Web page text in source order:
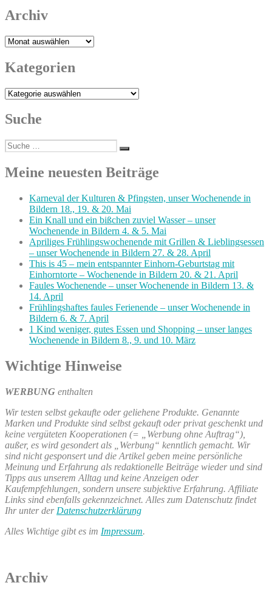
Archiv
Archiv
Kategorien
Kategorien
Suche
Suche
nach:
Suchen
Meine neuesten Beiträge
Karneval der Kulturen & Pfingsten, unser Wochenende in
Bildern 18., 19. & 20. Mai
Ein Knall und ein bißchen zuviel Wasser – unser
Wochenende in Bildern 4. & 5. Mai
Apriliges Frühlingswochenende mit Grillen & Lieblingsessen
– unser Wochenende in Bildern 27. & 28. April
This is 45 – mein entspannter Einhorn-Geburtstag mit
Einhorntorte – Wochenende in Bildern 20. & 21. April
Faules Wochenende – unser Wochenende in Bildern 13. &
14. April
Frühlingshaftes faules Ferienende – unser Wochenende in
Bildern 6. & 7. April
1 Kind weniger, gutes Essen und Shopping – unser langes
Wochenende in Bildern 8., 9. und 10. März
Wichtige Hinweise
WERBUNG enthalten
Wir testen selbst gekaufte oder geliehene Produkte. Genannte
Marken und Produkte sind selbst gekauft oder privat geschenkt und
keine vergüteten Kooperationen (= „Werbung ohne Auftrag“),
außer, es wird gesondert als „Werbung“ kenntlich gemacht. Wir
sind nicht gesponsert und die Artikel geben meine persönliche
Meinung und Erfahrung als redaktionelle Beiträge wieder und sind
Tipps aus unserem Alltag und keine Anzeigen oder
Kaufempfehlungen, sondern unsere subjektive Erfahrung. Affiliate
Links sind ebenfalls gekennzeichnet. Alles zum Datenschutz findet
Ihr unter der Datenschutzerklärung
Alles Wichtige gibt es im Impressum.
Archiv